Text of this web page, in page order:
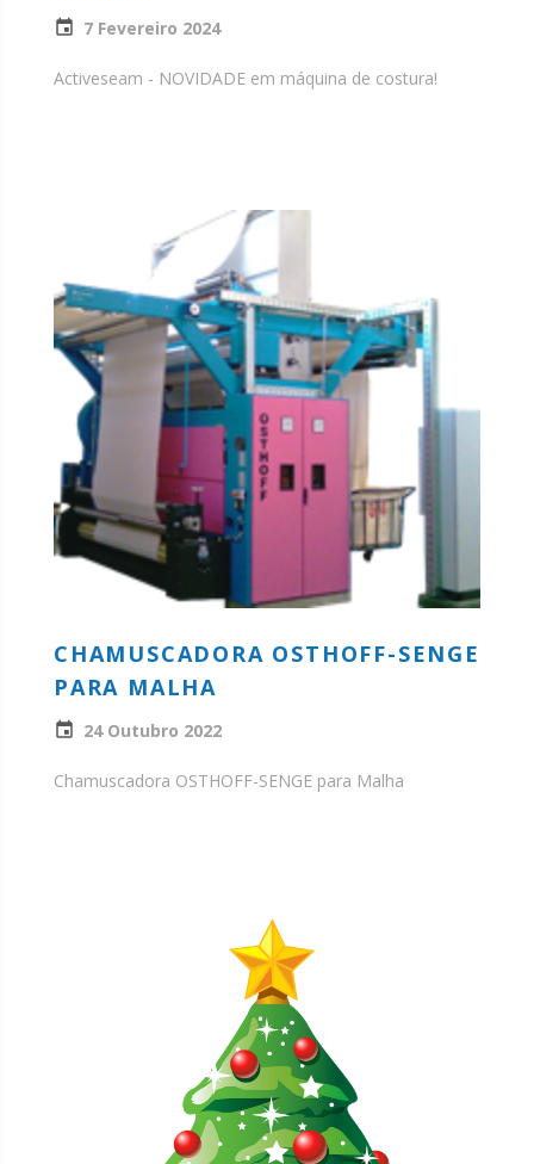
7 Fevereiro 2024
Activeseam - NOVIDADE em máquina de costura!
CHAMUSCADORA OSTHOFF-SENGE
PARA MALHA
24 Outubro 2022
Chamuscadora OSTHOFF-SENGE para Malha